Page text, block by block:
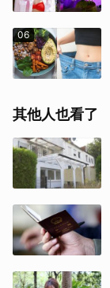
06
其他人也看了